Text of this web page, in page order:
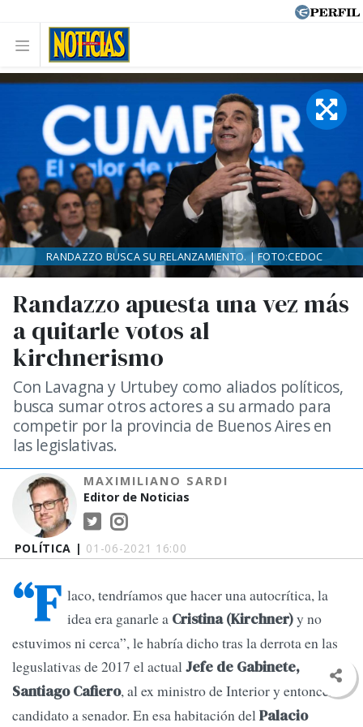
POLÍTICA | 01-06-2021 16:00
Randazzo apuesta una vez más
a quitarle votos al
kirchnerismo
Con Lavagna y Urtubey como aliados políticos,
busca sumar otros actores a su armado para
competir por la provincia de Buenos Aires en
las legislativas.
MAXIMILIANO SARDI
Editor de Noticias
RANDAZZO BUSCA SU RELANZAMIENTO. | FOTO:CEDOC
“F laco, tendríamos que hacer una autocrítica, la
idea era ganarle a Cristina (Kirchner)y no
estuvimos ni cerca”, le habría dicho tras la derrota en las
leguslativas de 2017 el actualJefe de Gabinete,
Santiago Cafiero, al ex ministro de Interior y entonces
candidato a senador. En esa habitación delPalacio